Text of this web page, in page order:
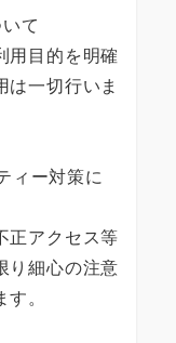
て
用目的を明確
は一切行いま
ィー対策に
正アクセス等
り細心の注意
。